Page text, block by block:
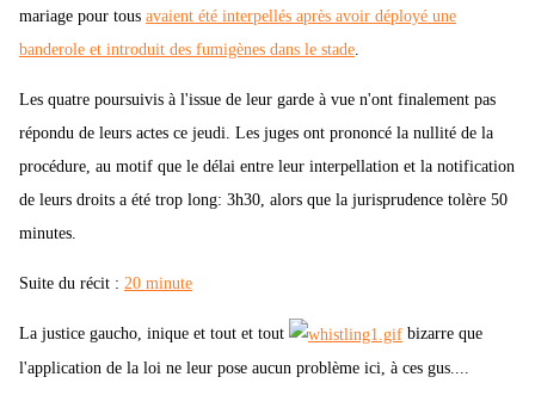
mariage pour tous avaient été interpellés après avoir déployé une
banderole et introduit des fumigènes dans le stade.
Les quatre poursuivis à l'issue de leur garde à vue n'ont finalement pas
répondu de leurs actes ce jeudi. Les juges ont prononcé la nullité de la
procédure, au motif que le délai entre leur interpellation et la notification
de leurs droits a été trop long: 3h30, alors que la jurisprudence tolère 50
minutes.
Suite du récit : 20 minute
La justice gaucho, inique et tout et tout
bizarre que
l'application de la loi ne leur pose aucun problème ici, à ces gus....